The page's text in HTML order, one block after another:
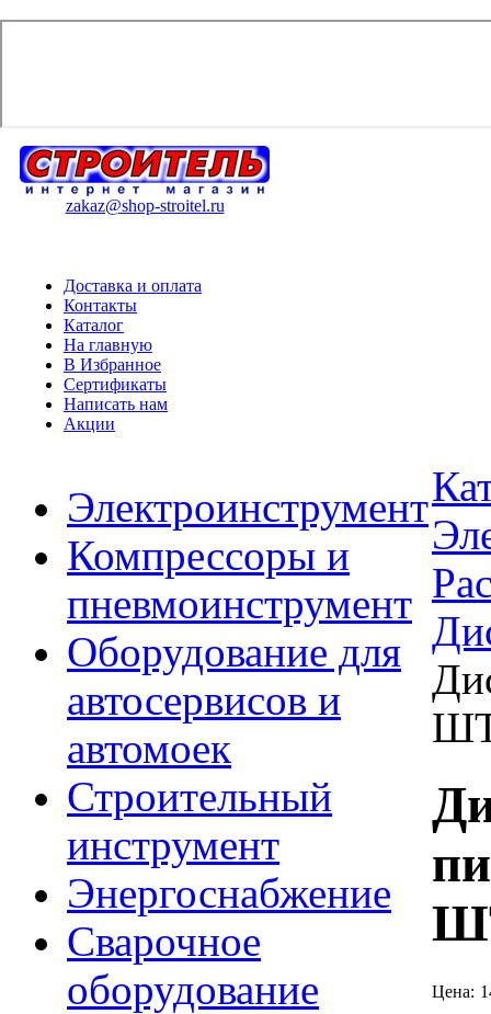
zakaz@shop-stroitel.ru
Доставка и оплата
Контакты
Каталог
На главную
В Избранное
Сертификаты
Написать нам
Акции
Электроинструмент
Компрессоры и
пневмоинструмент
Оборудование для
автосервисов и
автомоек
Строительный
инструмент
Энергоснабжение
Сварочное
оборудование
Цена: